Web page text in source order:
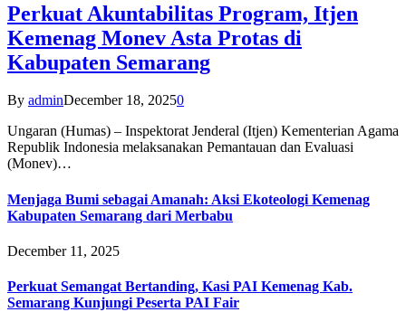
Perkuat Akuntabilitas Program, Itjen
Kemenag Monev Asta Protas di
Kabupaten Semarang
By adminDecember 18, 20250
Ungaran (Humas) – Inspektorat Jenderal (Itjen) Kementerian Agama
Republik Indonesia melaksanakan Pemantauan dan Evaluasi
(Monev)…
Menjaga Bumi sebagai Amanah: Aksi Ekoteologi Kemenag
Kabupaten Semarang dari Merbabu
December 11, 2025
Perkuat Semangat Bertanding, Kasi PAI Kemenag Kab.
Semarang Kunjungi Peserta PAI Fair